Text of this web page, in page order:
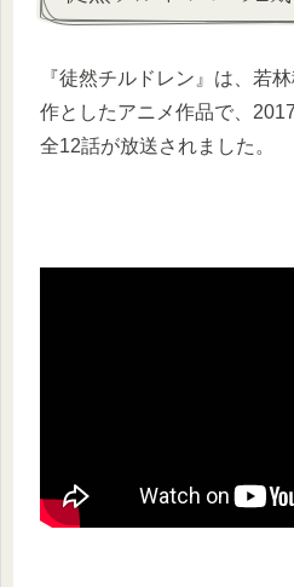
『徒然チルドレン』は、若
作としたアニメ作品で、
全12話が放送されました。